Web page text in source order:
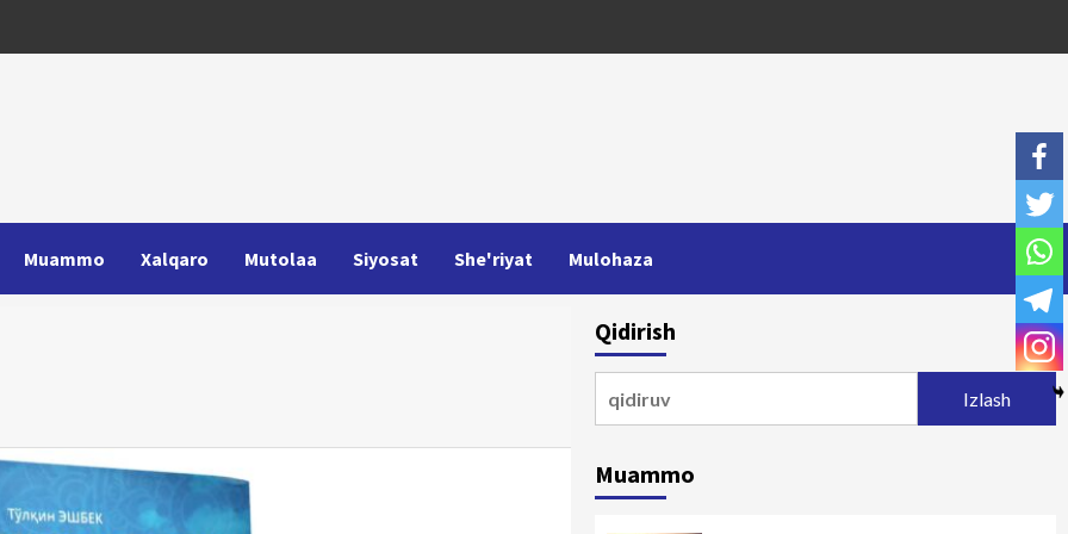
Muammo Xalqaro Mutolaa Siyosat She'riyat Mulohaza
Qidirish
Muammo